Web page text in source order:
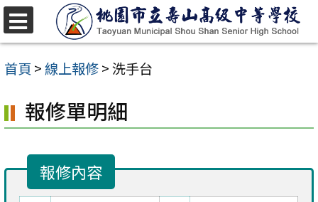
跳
至
主
內
容
首頁 >線上報修>洗手台
報修單明細
報修內容
選
單